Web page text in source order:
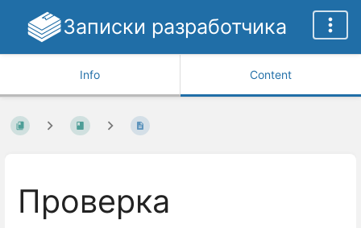
Записки разработчика
Info Content
Проверка